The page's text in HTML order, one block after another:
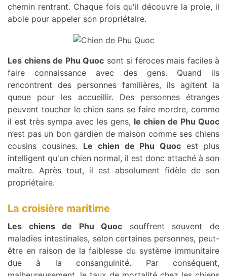
chemin rentrant. Chaque fois qu'il découvre la proie, il
aboie pour appeler son propriétaire.
Les chiens de Phu Quoc sont si féroces mais faciles à
faire connaissance avec des gens. Quand ils
rencontrent des personnes familières, ils agitent la
queue pour les accueillir. Des personnes étranges
peuvent toucher le chien sans se faire mordre, comme
il est très sympa avec les gens, le chien de Phu Quoc
n’est pas un bon gardien de maison comme ses chiens
cousins cousines. Le chien de Phu Quoc est plus
intelligent qu'un chien normal, il est donc attaché à son
maître. Après tout, il est absolument fidèle de son
propriétaire.
La croisière maritime
Les chiens de Phu Quoc souffrent souvent de
maladies intestinales, selon certaines personnes, peut-
être en raison de la faiblesse du système immunitaire
due à la consanguinité. Par conséquent,